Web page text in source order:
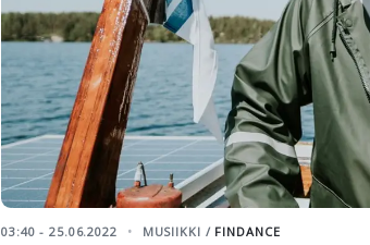
03:40 - 25.06.2022 MUSIIKKI / FINDANCE